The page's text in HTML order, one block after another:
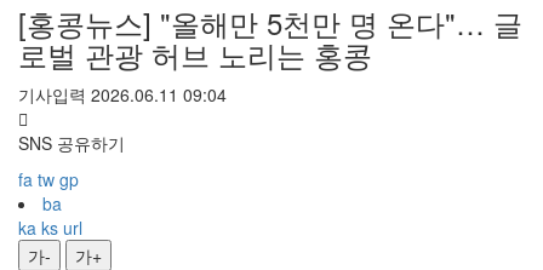
[홍콩뉴스] "올해만 5천만 명 온다"… 글
로벌 관광 허브 노리는 홍콩
기사입력 2026.06.11 09:04
SNS 공유하기
fa tw gp
ba
ka ks url
가-
가+